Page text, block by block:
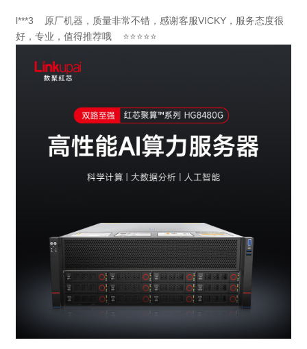
l***3 原厂机器，质量非常不错，感谢客服VICKY，服务态度很
好，专业，值得推荐哦 ⭐⭐⭐⭐⭐